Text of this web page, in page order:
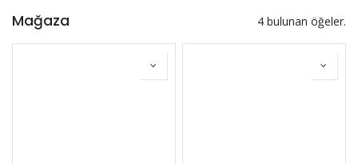
Mağaza 4 bulunan öğeler.